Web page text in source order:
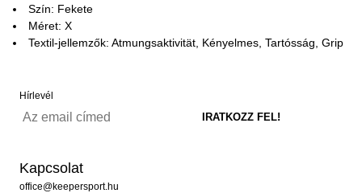
Szín: Fekete
Méret: X
Textil-jellemzők: Atmungsaktivität, Kényelmes, Tartósság, Grip
Hírlevél
Kapcsolat
office@keepersport.hu